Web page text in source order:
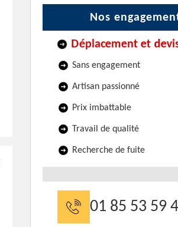
Nos
Déplacement et
Sans engagement
Artisan passionné
Prix imbattable
Travail de qualité
Recherche de fuite
01 85 53 59